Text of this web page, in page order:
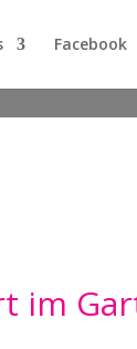
Facebook
im